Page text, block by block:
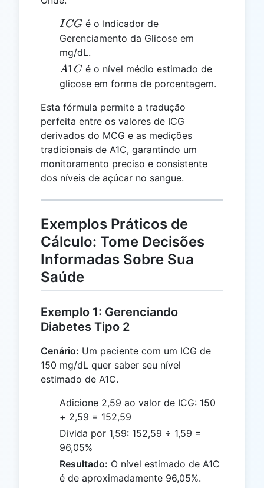
ICG
ICGé o Indicador de
Gerenciamento da Glicose em
mg/dL.
A1C
A1C é o nível médio estimado de
glicose em forma de porcentagem.
Esta fórmula permite a tradução
perfeita entre os valores de ICG
derivados do MCG e as medições
tradicionais de A1C, garantindo um
monitoramento preciso e consistente
dos níveis de açúcar no sangue.
Exemplos Práticos de
Cálculo: Tome Decisões
Informadas Sobre Sua
Saúde
Exemplo 1: Gerenciando
Diabetes Tipo 2
Cenário: Um paciente com um ICG de
150 mg/dL quer saber seu nível
estimado de A1C.
Adicione 2,59 ao valor de ICG: 150
+ 2,59 = 152,59
Divida por 1,59: 152,59 ÷ 1,59 =
96,05%
Resultado: O nível estimado de A1C
é de aproximadamente 96,05%.